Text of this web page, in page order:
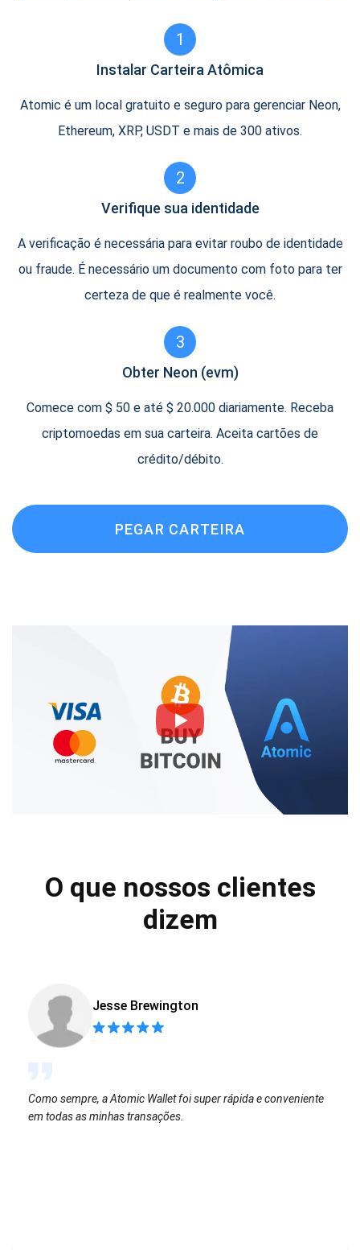
1
Instalar Carteira Atômica
Atomic é um local gratuito e seguro para gerenciar Neon,
Ethereum, XRP, USDT e mais de 300 ativos.
2
Verifique sua identidade
A verificação é necessária para evitar roubo de identidade
ou fraude. É necessário um documento com foto para ter
certeza de que é realmente você.
3
Obter Neon (evm)
Comece com $ 50 e até $ 20.000 diariamente. Receba
criptomoedas em sua carteira. Aceita cartões de
crédito/débito.
PEGAR CARTEIRA
O que nossos clientes
dizem
Jesse Brewington
Como sempre, a Atomic Wallet foi super rápida e conveniente
em todas as minhas transações.